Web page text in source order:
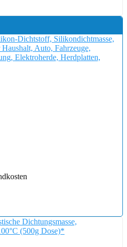
Dichtstoff, Silikondichtmasse,
Auto, Fahrzeuge,
Elektroherde, Herdplatten,
Dichtungsmasse,
(500g Dose)*